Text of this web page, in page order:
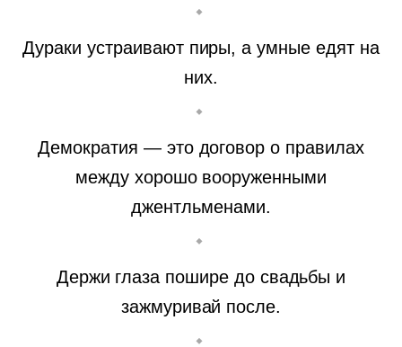
Дураки устраивают пиры, а умные едят на
них.
Демократия — это договор о правилах
между хорошо вооруженными
джентльменами.
Держи глаза пошире до свадьбы и
зажмуривай после.